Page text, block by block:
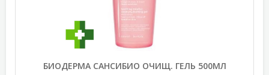
БИОДЕРМА САНСИБИО ОЧИЩ. ГЕЛЬ 500МЛ